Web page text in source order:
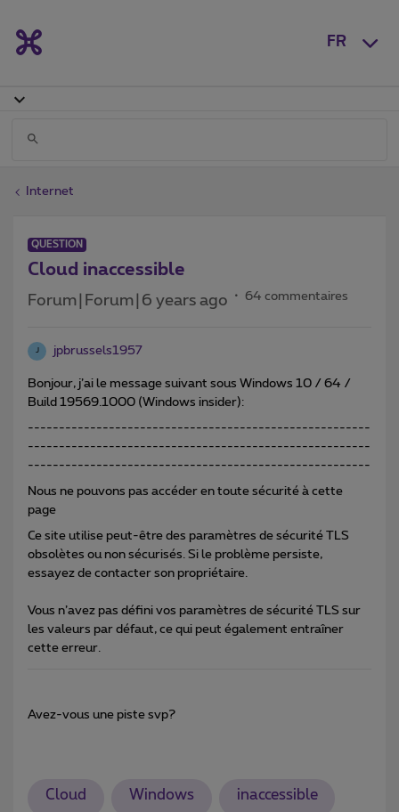
FR
Internet
QUESTION
Cloud inaccessible
Forum|Forum|6 years ago 64 commentaires
J jpbrussels1957
Bonjour, j’ai le message suivant sous Windows 10 / 64 /
Build 19569.1000 (Windows insider):
-------------------------------------------------------
-------------------------------------------------------
-------------------------------------------------------
Nous ne pouvons pas accéder en toute sécurité à cette
page
Ce site utilise peut-être des paramètres de sécurité TLS
obsolètes ou non sécurisés. Si le problème persiste,
essayez de contacter son propriétaire.
Vous n’avez pas défini vos paramètres de sécurité TLS sur
les valeurs par défaut, ce qui peut également entraîner
cette erreur.
Avez-vous une piste svp?
Cloud Windows inaccessible